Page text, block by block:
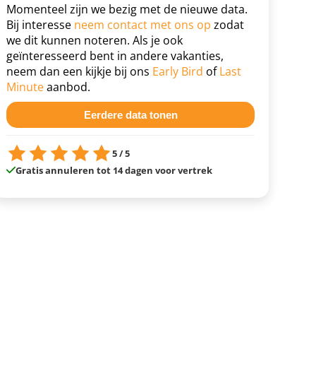
Momenteel zijn we bezig met de nieuwe data.
Bij interesse neem contact met ons op zodat
we dit kunnen noteren. Als je ook
geïnteresseerd bent in andere vakanties,
neem dan een kijkje bij ons Early Bird ofLast
Minuteaanbod.
Eerdere data tonen
5 / 5
Gratis annuleren tot 14 dagen voor vertrek